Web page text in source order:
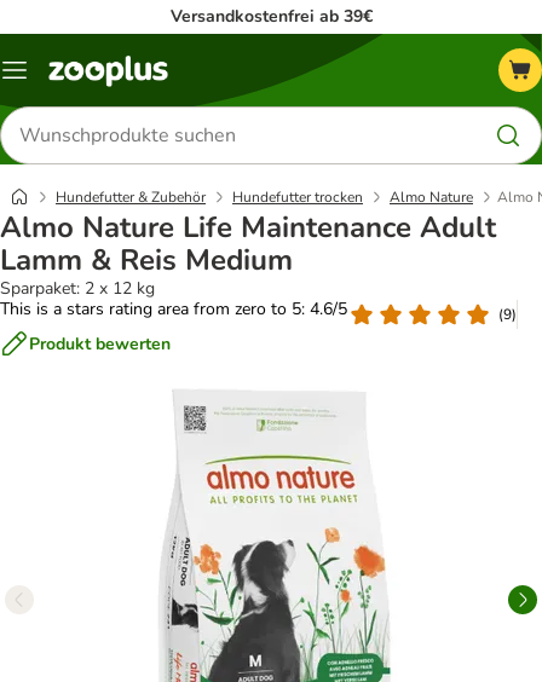
Versandkostenfrei ab 39€
Menü
Produkte
suchen
Hundefutter & Zubehör Hundefutter trocken Almo Nature Almo
Almo Nature Life Maintenance Adult
Lamm & Reis Medium
Sparpaket: 2 x 12 kg
This is a stars rating area from zero to 5: 4.6/5
(9)
Produkt bewerten